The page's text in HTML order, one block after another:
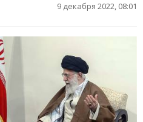
9 декабря 2022, 08:01